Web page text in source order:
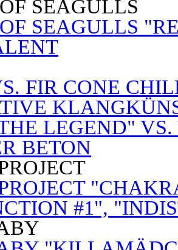
SEAGULLS
SEAGULLS
FIR CONE
LEGEND"
BETON
#1",